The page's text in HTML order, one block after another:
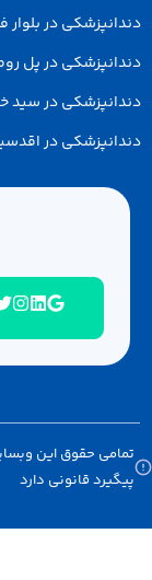
در بلوار
در پل رومی
در سید
در اقدسیه
حقوق این وبسایت
قانونی دارد